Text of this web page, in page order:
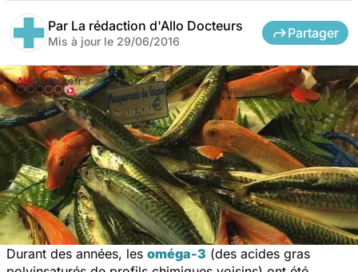
Par La rédaction d'Allo Docteurs
Mis à jour le 29/06/2016
Partager
Durant des années, les oméga-3 (des acides gras